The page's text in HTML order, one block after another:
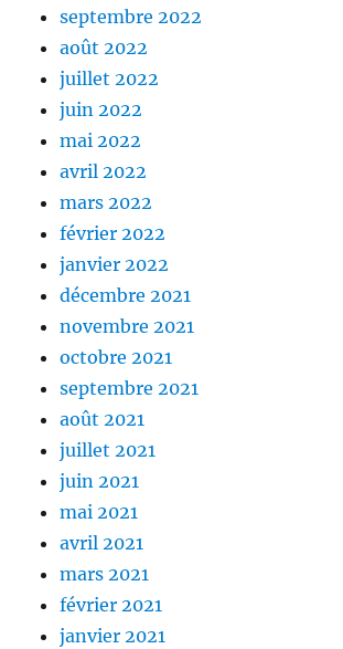
septembre 2022
août 2022
juillet 2022
juin 2022
mai 2022
avril 2022
mars 2022
février 2022
janvier 2022
décembre 2021
novembre 2021
octobre 2021
septembre 2021
août 2021
juillet 2021
juin 2021
mai 2021
avril 2021
mars 2021
février 2021
janvier 2021